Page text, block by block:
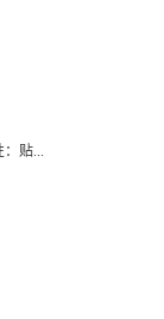
贴...